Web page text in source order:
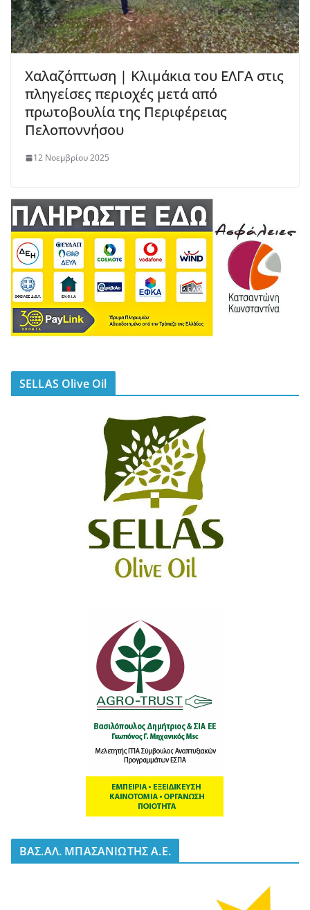
Χαλαζόπτωση | Κλιμάκια του ΕΛΓΑ στις
πληγείσες περιοχές μετά από
πρωτοβουλία της Περιφέρειας
Πελοποννήσου
12 Νοεμβρίου 2025
SELLAS Olive Oil
BΑΣ.ΑΛ. ΜΠΑΣΑΝΙΩΤΗΣ Α.Ε.